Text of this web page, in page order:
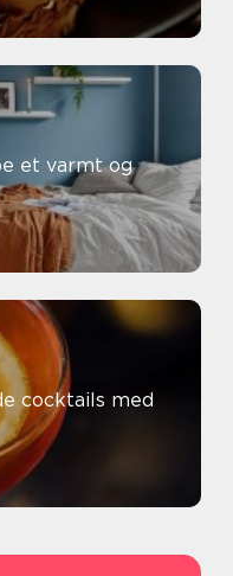
et varmt og
cocktails med